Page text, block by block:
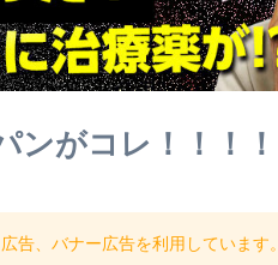
ンがコレ！！！！
告、バナー広告を利用しています。